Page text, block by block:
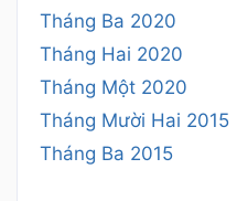
Tháng Ba 2020
Tháng Hai 2020
Tháng Một 2020
Tháng Mười Hai 2015
Tháng Ba 2015